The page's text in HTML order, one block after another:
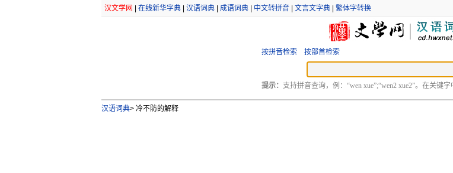
汉文学网 在线新华字典| 汉语词典| 成语词典| 中文转拼音| 文言文字典| 繁体字转换
按拼音检索 按部首检索
提示： 支持拼音查询，例：“wen xue”;“wen2 xue2”。在关键
汉语词典>冷不防的解释